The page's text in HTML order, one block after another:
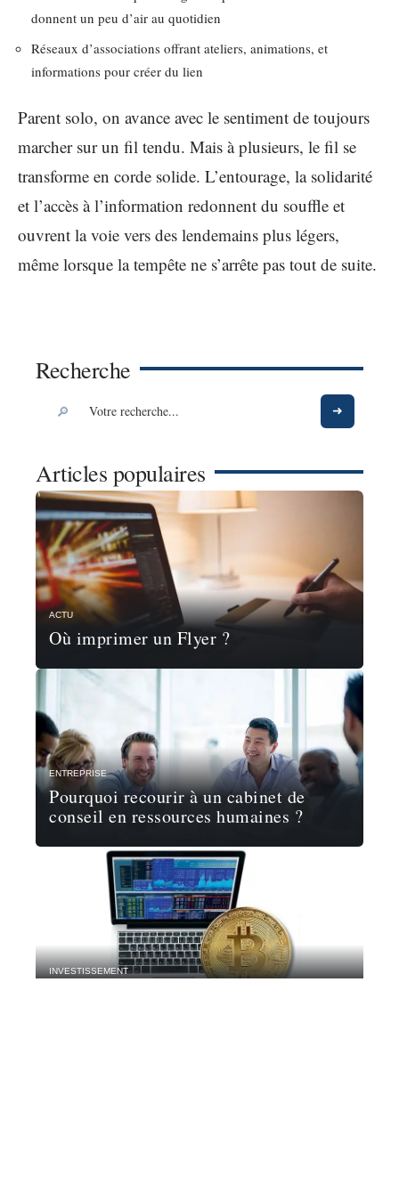
donnent un peu d’air au quotidien
Réseaux d’associations offrant ateliers, animations, et
informations pour créer du lien
Parent solo, on avance avec le sentiment de toujours
marcher sur un fil tendu. Mais à plusieurs, le fil se
transforme en corde solide. L’entourage, la solidarité
et l’accès à l’information redonnent du souffle et
ouvrent la voie vers des lendemains plus légers,
même lorsque la tempête ne s’arrête pas tout de suite.
Recherche
Articles populaires
ACTU
Où imprimer un Flyer ?
ENTREPRISE
Pourquoi recourir à un cabinet de
conseil en ressources humaines ?
INVESTISSEMENT